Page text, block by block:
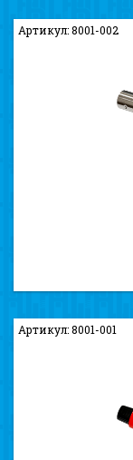
Артикул: 8001-002
Артикул: 8001-001